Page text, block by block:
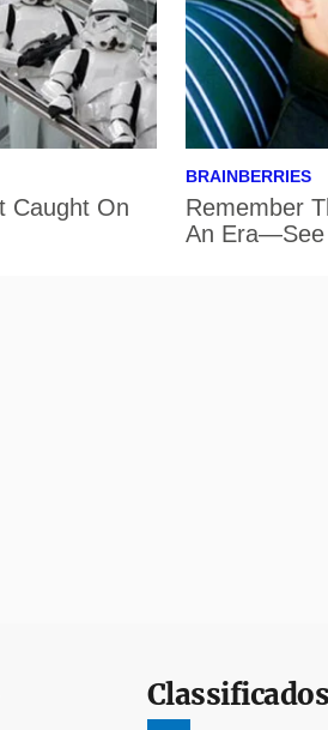
Classificados